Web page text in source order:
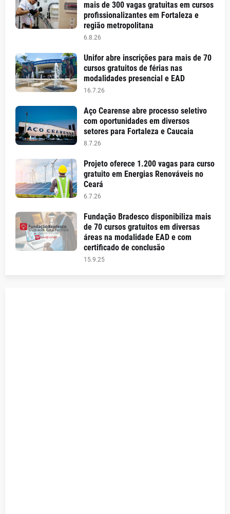
mais de 300 vagas gratuitas em cursos
profissionalizantes em Fortaleza e
região metropolitana
6.8.26
Unifor abre inscrições para mais de 70
cursos gratuitos de férias nas
modalidades presencial e EAD
16.7.26
Aço Cearense abre processo seletivo
com oportunidades em diversos
setores para Fortaleza e Caucaia
8.7.26
Projeto oferece 1.200 vagas para curso
gratuito em Energias Renováveis no
Ceará
6.7.26
Fundação Bradesco disponibiliza mais
de 70 cursos gratuitos em diversas
áreas na modalidade EAD e com
certificado de conclusão
15.9.25